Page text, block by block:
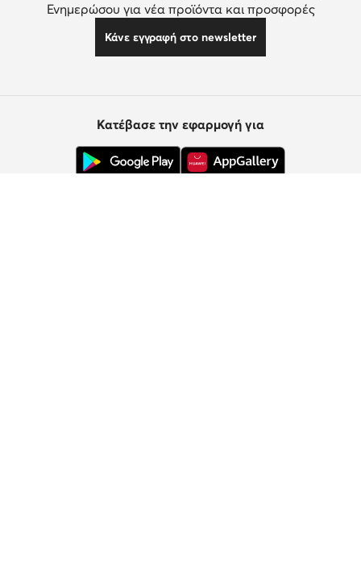
Ενημερώσου για νέα προϊόντα και προσφορές
Κάνε εγγραφή στο newsletter
Κατέβασε την εφαρμογή για